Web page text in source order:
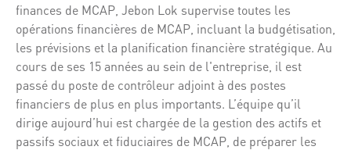
finances de MCAP, Jebon Lok supervise toutes les
opérations financières de MCAP, incluant la budgétisation,
les prévisions et la planification financière stratégique. Au
cours de ses 15 années au sein de l'entreprise, il est
passé du poste de contrôleur adjoint à des postes
financiers de plus en plus importants. L’équipe qu’il
dirige aujourd’hui est chargée de la gestion des actifs et
passifs sociaux et fiduciaires de MCAP, de préparer les